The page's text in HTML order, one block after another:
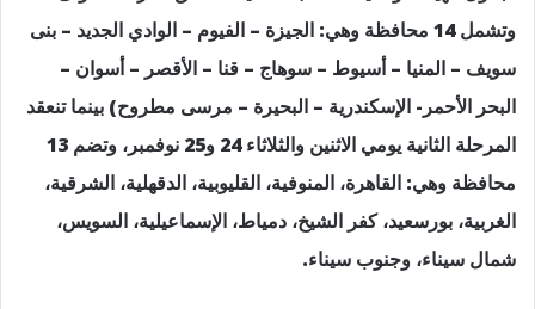
وتشمل 14 محافظة وهي: الجيزة – الفيوم – الوادي الجديد – بنى
سويف – المنيا – أسيوط – سوهاج – قنا – الأقصر – أسوان –
البحر الأحمر- الإسكندرية – البحيرة – مرسى مطروح) بينما تنعقد
المرحلة الثانية يومي الاثنين والثلاثاء 24 و25 نوفمبر، وتضم 13
محافظة وهي: القاهرة، المنوفية، القليوبية، الدقهلية، الشرقية،
الغربية، بورسعيد، كفر الشيخ، دمياط، الإسماعيلية، السويس،
شمال سيناء، وجنوب سيناء.